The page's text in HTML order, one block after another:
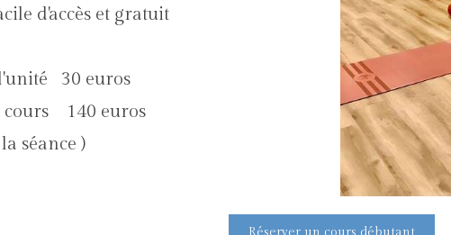
d'accès et gratuit
30 euros
5 cours 140 euros
séance )
Réserver un cours débutant